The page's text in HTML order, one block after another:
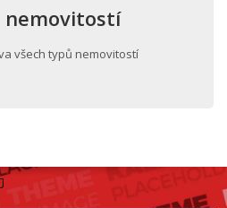
nemovitostí
všech typů nemovitostí